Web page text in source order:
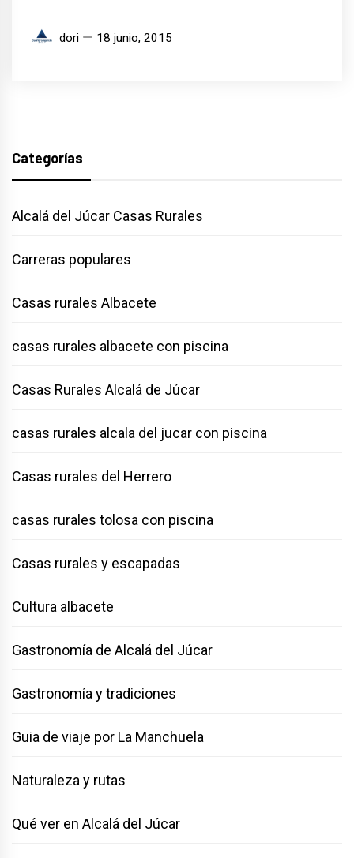
dori 18 junio, 2015
Categorías
Alcalá del Júcar Casas Rurales
Carreras populares
Casas rurales Albacete
casas rurales albacete con piscina
Casas Rurales Alcalá de Júcar
casas rurales alcala del jucar con piscina
Casas rurales del Herrero
casas rurales tolosa con piscina
Casas rurales y escapadas
Cultura albacete
Gastronomía de Alcalá del Júcar
Gastronomía y tradiciones
Guia de viaje por La Manchuela
Naturaleza y rutas
Qué ver en Alcalá del Júcar